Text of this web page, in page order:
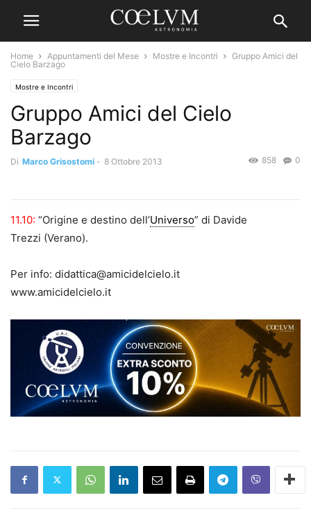
Home Appuntamenti del Mese Mostre e Incontri
Gruppo Amici del
Cielo Barzago
Mostre e Incontri
Gruppo Amici del Cielo
Barzago
Di Marco Grisostomi - 8 Ottobre 2013 0
858
11.10: “Origine e destino dell’Universo” di Davide
Trezzi (Verano).
Per info: didattica@amicidelcielo.it
www.amicidelcielo.it